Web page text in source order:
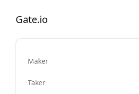
Gate.io
Maker
Taker